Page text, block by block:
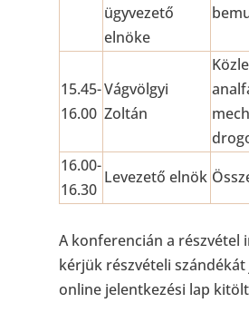
ügyvezető
elnöke
15.45-
16.00
Vágvölgyi
Zoltán
16.00-
16.30
Levezető elnök
A konferencián a részvétel
kérjük részvételi szándékát
online jelentkezési lap